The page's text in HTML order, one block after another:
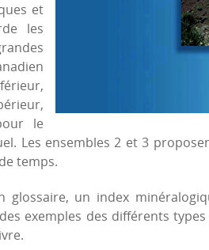
et
les
le
Les ensembles 2 et 3
temps.
glossaire, un index
exemples des différents